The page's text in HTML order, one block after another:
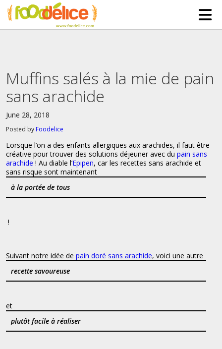
SERVICES
PARTNERSHIPS
CONTACT
Muffins salés à la mie de pain
sans arachide
June 28, 2018
Posted by Foodelice
Lorsque l’on a des enfants allergiques aux arachides, il faut être
créative pour trouver des solutions déjeuner avec du pain sans
arachide ! Au diable l’Epipen, car les recettes sans arachide et
sans risque sont maintenant
à la portée de tous
!
Suivant notre idée de pain doré sans arachide, voici une autre
recette savoureuse
et
plutôt facile à réaliser